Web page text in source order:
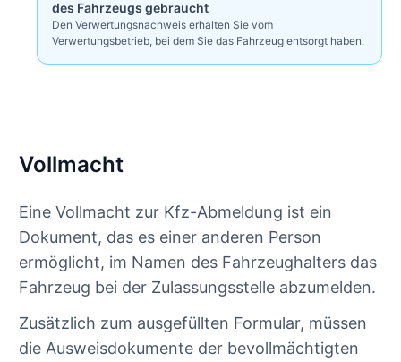
des Fahrzeugs gebraucht
Den Verwertungsnachweis erhalten Sie vom
Verwertungsbetrieb, bei dem Sie das Fahrzeug entsorgt haben.
Vollmacht
Eine Vollmacht zur Kfz-Abmeldung ist ein
Dokument, das es einer anderen Person
ermöglicht, im Namen des Fahrzeughalters das
Fahrzeug bei der Zulassungsstelle abzumelden.
Zusätzlich zum ausgefüllten Formular, müssen
die Ausweisdokumente der bevollmächtigten